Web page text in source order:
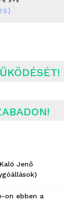
Jenő
on ebben a